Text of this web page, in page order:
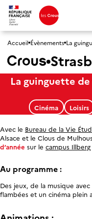
Accueil Évènements La
La guinguette
Cinéma Loisirs
Avec le Bureau de la Vie
Alsace et le Clous de
d’année sur le campus Illberg
Au programme :
Des jeux, de la musique
flambées et un cinéma plein